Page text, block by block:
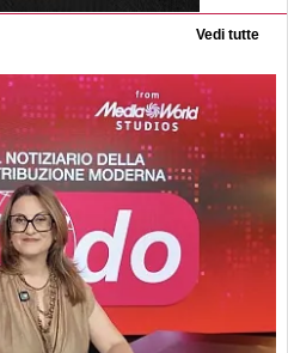
Vedi tutte